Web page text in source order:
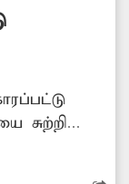
சுற்றி